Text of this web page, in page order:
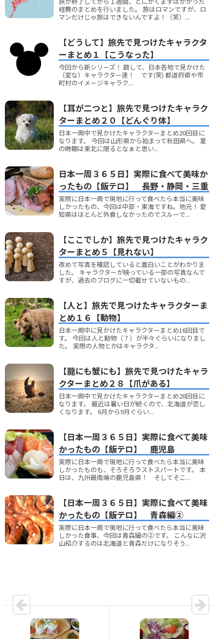
経費のまとめを行いました。 旅はロマンですが、ロ
マンだけじゃ旅はできないんですよ！（笑）...
【どうして】旅先で見つけたキャラクタ
ーまとめ１【こうなった】
今回から新シリーズ！ 題して、日本各地で見かけた
（変な）キャラクター達！ です(笑) 都道府県や市
町村のイメージキャラク...
【耳が二つと】旅先で見つけたキャラク
ターまとめ２０【どんぐり体】
日本一周中で見かけたキャラクターまとめ20回目に
なります。 今回は山形県から始まって秋田県へ。 夏
の時期は東北に限るとなぁと思い...
日本一周３６５日】実際に食べて美味か
ったもの【飯テロ】 長野・静岡・三重
実際に日本一周で現地に行って食べたら本当に美味
しかったもの、今回は中部・東海ですね。地元！ 愛
知県はほとんど外食しなかったのでスルーで...
【ここでしか】旅先で見つけたキャラク
ターまとめ５【見れない】
改めて写真を確認していると面白いことがわかりま
した。 キャラクターが映っている一部の写真なんで
すが、過去のブログに一切載せていないもの...
【人と】旅先で見つけたキャラクターま
とめ１６【動物】
日本一周中に見かけたキャラクターまとめ16回目で
す。 今回は人と動物（？）が半々ぐらいになりまし
た。 実際の人物とかはキャラクタ...
【龍にも蟹にも】旅先で見つけたキャラ
クターまとめ２８【爪がある】
日本一周中で見かけたキャラクターまとめ28回目に
なります。 最近は暑い日が続くので、北海道が恋し
くなります。 6月から9月ぐらい...
【日本一周３６５日】実際に食べて美味
かったもの【飯テロ】 鹿児島
実際に日本一周で現地に行って食べたら本当に美味
しかったものも、そろそろラストスパートです。 本
日は、九州最南端の鹿児島県！ そしてそこ...
【日本一周３６５日】実際に食べて美味
かったもの【飯テロ】 青森編②
実際に日本一周で現地に行って食べたら本当に美味
しかった食事、今回は青森編の②です。 こんなに沢
山紹介するのは北海道と青森だけになりそう...